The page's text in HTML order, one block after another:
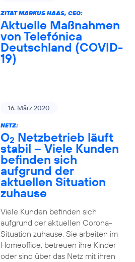
ZITAT MARKUS HAAS, CEO:
Aktuelle Maßnahmen
von Telefónica
Deutschland (COVID-
19)
16. März 2020
NETZ:
O2 Netzbetrieb läuft
stabil – Viele Kunden
befinden sich
aufgrund der
aktuellen Situation
zuhause
Viele Kunden befinden sich
aufgrund der aktuellen Corona-
Situation zuhause. Sie arbeiten im
Homeoffice, betreuen ihre Kinder
oder sind über das Netz mit ihren